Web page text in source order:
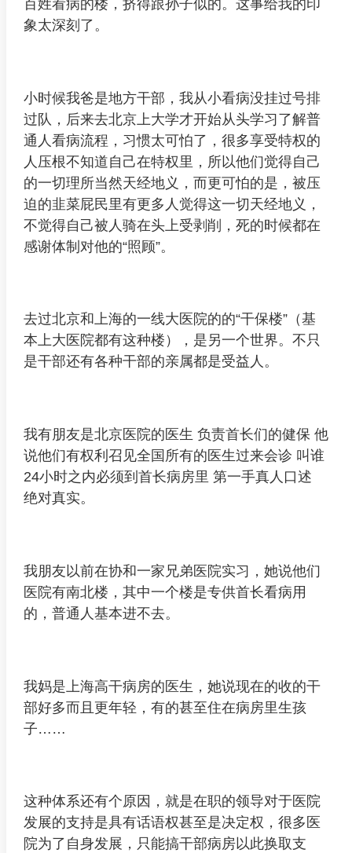
百姓看病的楼，挤得跟孙子似的。这事给我的印
象太深刻了。
小时候我爸是地方干部，我从小看病没挂过号排
过队，后来去北京上大学才开始从头学习了解普
通人看病流程，习惯太可怕了，很多享受特权的
人压根不知道自己在特权里，所以他们觉得自己
的一切理所当然天经地义，而更可怕的是，被压
迫的韭菜屁民里有更多人觉得这一切天经地义，
不觉得自己被人骑在头上受剥削，死的时候都在
感谢体制对他的“照顾”。
去过北京和上海的一线大医院的的“干保楼”（基
本上大医院都有这种楼），是另一个世界。不只
是干部还有各种干部的亲属都是受益人。
我有朋友是北京医院的医生 负责首长们的健保 他
说他们有权利召见全国所有的医生过来会诊 叫谁
24小时之内必须到首长病房里 第一手真人口述
绝对真实。
我朋友以前在协和一家兄弟医院实习，她说他们
医院有南北楼，其中一个楼是专供首长看病用
的，普通人基本进不去。
我妈是上海高干病房的医生，她说现在的收的干
部好多而且更年轻，有的甚至住在病房里生孩
子……
这种体系还有个原因，就是在职的领导对于医院
发展的支持是具有话语权甚至是决定权，很多医
院为了自身发展，只能搞干部病房以此换取支